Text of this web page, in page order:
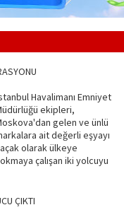
Havalimanı Emniyet
ekipleri,
gelen ve ünlü
ait değerli eşyayı
olarak ülkeye
çalışan iki yolcuyu
ÇIKTI